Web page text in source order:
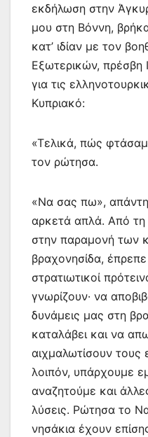
εκδήλωση στην
μου στη Βόννη,
κατ’ ιδίαν με τον
Εξωτερικών, πρέσβη
για τις
Κυπριακό:
«Τελικά, πώς
τον ρώτησα.
«Να σας πω»,
αρκετά απλά. Από τη
στην παραμονή των
βραχονησίδα,
στρατιωτικοί
γνωρίζουν· να
δυνάμεις μας στη
καταλάβει και να
αιχμαλωτίσουν τους
λοιπόν, υπάρχουμε
αναζητούμε και
λύσεις. Ρώτησα το
νησάκια έχουν